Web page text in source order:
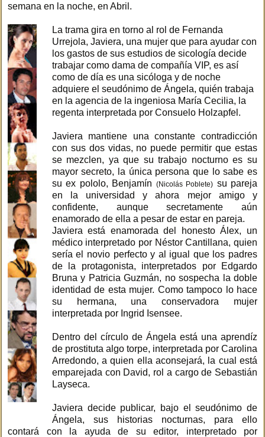
semana en la noche, en Abril.
La trama gira en torno al rol de Fernanda
Urrejola, Javiera, una mujer que para ayudar con
los gastos de sus estudios de sicología decide
trabajar como dama de compañía VIP, es así
como de día es una sicóloga y de noche
adquiere el seudónimo de Ángela, quién trabaja
en la agencia de la ingeniosa María Cecilia, la
regenta interpretada por Consuelo Holzapfel.
Javiera mantiene una constante contradicción
con sus dos vidas, no puede permitir que estas
se mezclen, ya que su trabajo nocturno es su
mayor secreto, la única persona que lo sabe es
su ex pololo, Benjamín (Nicolás Poblete) su pareja
en la universidad y ahora mejor amigo y
confidente, aunque secretamente aún
enamorado de ella a pesar de estar en pareja.
Javiera está enamorada del honesto Álex, un
médico interpretado por Néstor Cantillana, quien
sería el novio perfecto y al igual que los padres
de la protagonista, interpretados por Edgardo
Bruna y Patricia Guzmán, no sospecha la doble
identidad de esta mujer. Como tampoco lo hace
su hermana, una conservadora mujer
interpretada por Ingrid Isensee.
Dentro del círculo de Ángela está una aprendíz
de prostituta algo torpe, interpretada por Carolina
Arredondo, a quien ella aconsejará, la cual está
emparejada con David, rol a cargo de Sebastián
Layseca.
Javiera decide publicar, bajo el seudónimo de
Ángela, sus historias nocturnas, para ello
contará con la ayuda de su editor, interpretado por